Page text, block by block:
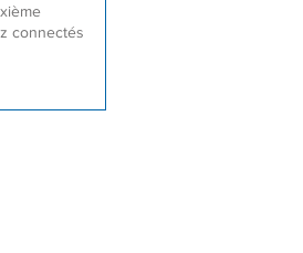
connectés